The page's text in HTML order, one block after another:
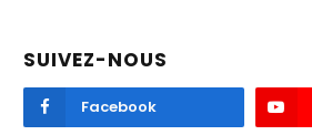
SUIVEZ-NOUS
Facebook